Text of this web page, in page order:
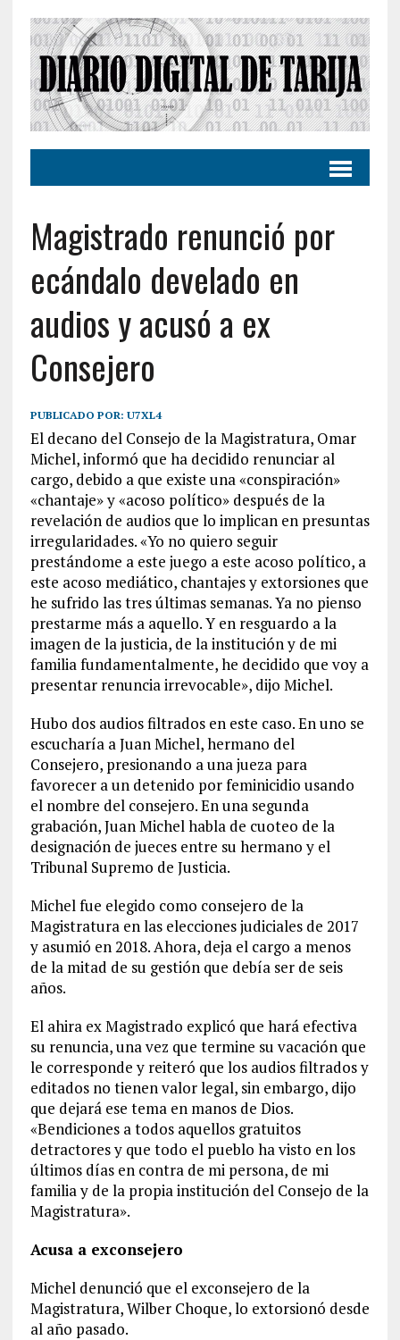
Magistrado renunció por
ecándalo develado en
audios y acusó a ex
Consejero
PUBLICADO POR: U7XL4
El decano del Consejo de la Magistratura, Omar
Michel, informó que ha decidido renunciar al
cargo, debido a que existe una «conspiración»
«chantaje» y «acoso político» después de la
revelación de audios que lo implican en presuntas
irregularidades. «Yo no quiero seguir
prestándome a este juego a este acoso político, a
este acoso mediático, chantajes y extorsiones que
he sufrido las tres últimas semanas. Ya no pienso
prestarme más a aquello. Y en resguardo a la
imagen de la justicia, de la institución y de mi
familia fundamentalmente, he decidido que voy a
presentar renuncia irrevocable», dijo Michel.
Hubo dos audios filtrados en este caso. En uno se
escucharía a Juan Michel, hermano del
Consejero, presionando a una jueza para
favorecer a un detenido por feminicidio usando
el nombre del consejero. En una segunda
grabación, Juan Michel habla de cuoteo de la
designación de jueces entre su hermano y el
Tribunal Supremo de Justicia.
Michel fue elegido como consejero de la
Magistratura en las elecciones judiciales de 2017
y asumió en 2018. Ahora, deja el cargo a menos
de la mitad de su gestión que debía ser de seis
años.
El ahira ex Magistrado explicó que hará efectiva
su renuncia, una vez que termine su vacación que
le corresponde y reiteró que los audios filtrados y
editados no tienen valor legal, sin embargo, dijo
que dejará ese tema en manos de Dios.
«Bendiciones a todos aquellos gratuitos
detractores y que todo el pueblo ha visto en los
últimos días en contra de mi persona, de mi
familia y de la propia institución del Consejo de la
Magistratura».
Acusa a exconsejero
Michel denunció que el exconsejero de la
Magistratura, Wilber Choque, lo extorsionó desde
al año pasado.